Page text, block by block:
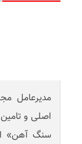
مدیرعامل
اصلی و
سنگ آهن»